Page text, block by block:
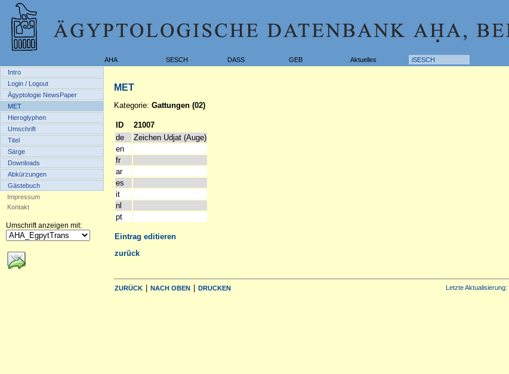
AHA SESCH DASS GEB Aktuelles
iSESCH
Intro
Login / Logout
Ägyptologie NewsPaper
MET
Hieroglyphen
Umschrift
Titel
Särge
Downloads
Abkürzungen
Gästebuch
Impressum
Kontakt
Umschrift anzeigen mit:
MET
Kategorie: Gattungen (02)
ID
21007
de
Zeichen Udjat (Auge)
en
fr
ar
es
it
nl
pt
Eintrag editieren
zurück
ZURÜCK | NACH OBEN | DRUCKEN Letzte Aktualisierung: